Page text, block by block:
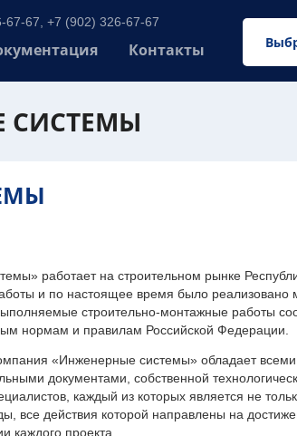
67-67, +7 (902) 326-67-67
Контакты
СИСТЕМЫ
работает на строительном рынке
и по настоящее время было реализовано
строительно-монтажные работы
нормам и правилам Российской Федерации.
«Инженерные системы» обладает
документами, собственной
каждый из которых является не
все действия которой направлены на
каждого проекта.